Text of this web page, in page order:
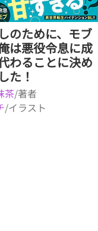
のために、モブ
は悪役令息に成
わることに決め
た！
茶/著者
/イラスト